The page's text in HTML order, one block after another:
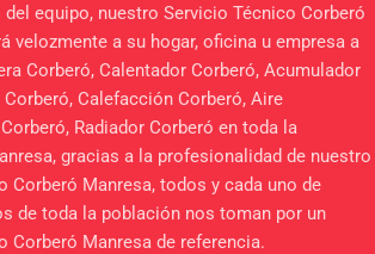
equipo, nuestro Servicio Técnico Corberó
velozmente a su hogar, oficina u empresa a
Corberó, Calentador Corberó, Acumulador
Corberó, Calefacción Corberó, Aire
Radiador Corberó en toda la
gracias a la profesionalidad de nuestro
Corberó Manresa, todos y cada uno de
de toda la población nos toman por un
Corberó Manresa de referencia.